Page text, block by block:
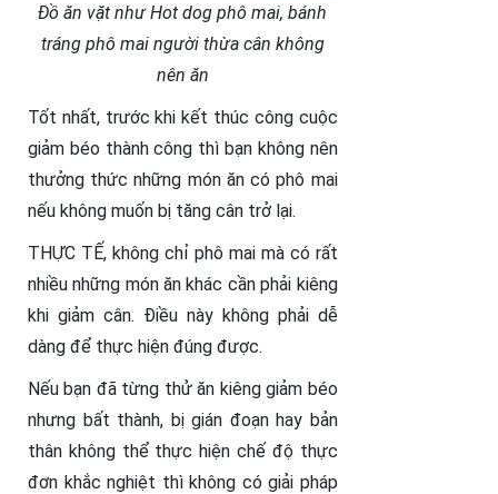
Đồ ăn vặt như Hot dog phô mai, bánh
tráng phô mai người thừa cân không
nên ăn
Tốt nhất, trước khi kết thúc công cuộc
giảm béo thành công thì bạn không nên
thưởng thức những món ăn có phô mai
nếu không muốn bị tăng cân trở lại.
THỰC TẾ, không chỉ phô mai mà có rất
nhiều những món ăn khác cần phải kiêng
khi giảm cân. Điều này không phải dễ
dàng để thực hiện đúng được.
Nếu bạn đã từng thử ăn kiêng giảm béo
nhưng bất thành, bị gián đoạn hay bản
thân không thể thực hiện chế độ thực
đơn khắc nghiệt thì không có giải pháp